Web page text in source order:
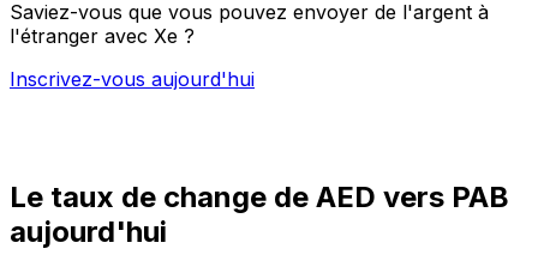
Saviez-vous que vous pouvez envoyer de l'argent à
l'étranger avec Xe ?
Inscrivez-vous aujourd'hui
Le taux de change de AED vers PAB
aujourd'hui